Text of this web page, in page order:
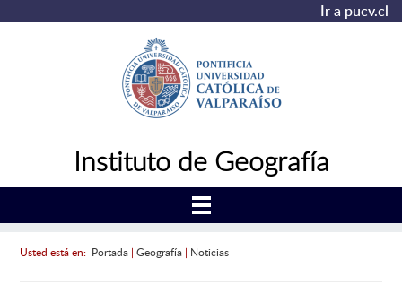
Ir a pucv.cl
Instituto de Geografía
Usted está en: Portada| Geografía| Noticias